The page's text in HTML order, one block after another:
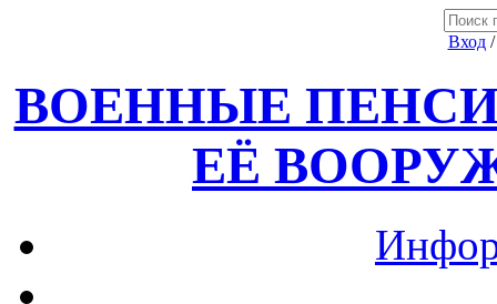
Вход
ВОЕННЫЕ
ЕЁ